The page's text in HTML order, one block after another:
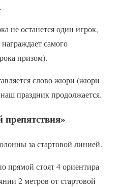
не останется один игрок,
самого
призом).
слово жюри (жюри
праздник продолжается.
препятствия»
за стартовой линией.
прямой стоят 4 ориентира
2 метров от стартовой